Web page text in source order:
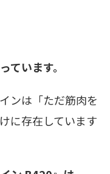
ています。
ンは「ただ筋肉を
に存在しています